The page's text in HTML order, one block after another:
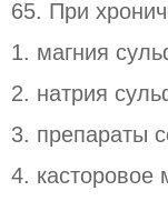
65. При
1. магния
2. натрия
3. препараты
4. касторовое